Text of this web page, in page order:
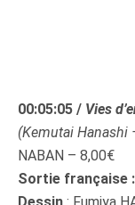
00:05:05 / Vies
(Kemutai Hanashi
NABAN – 8,00€
Sortie française